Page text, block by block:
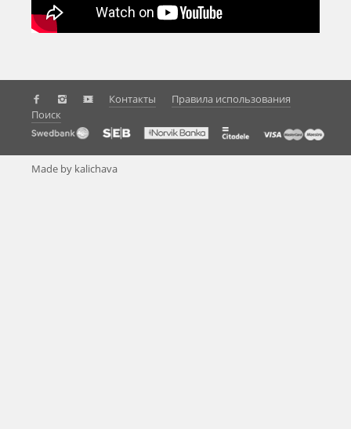
Контакты
Правила использования
Поиск
Made by kalichava